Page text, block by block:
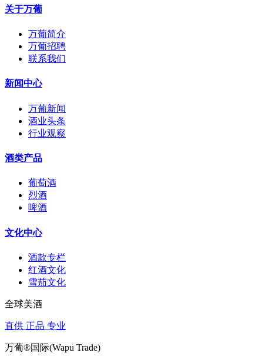
关于万葡
万葡简介
万葡招聘
联系我们
新闻中心
万葡新闻
酒业头条
行业观察
酒类产品
葡萄酒
烈酒
啤酒
文化中心
酒款专栏
红酒文化
雪茄文化
全球美酒
直供 正品 专业
万葡®国际(Wapu Trade)